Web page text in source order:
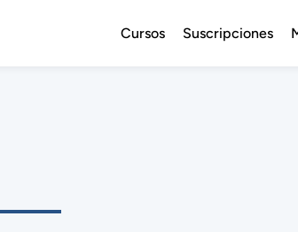
Cursos Suscripciones